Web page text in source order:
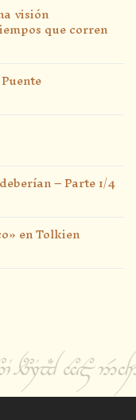
visión
que corren
– Parte 1/4
en Tolkien